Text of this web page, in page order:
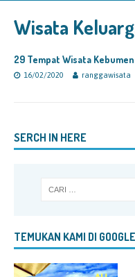
Wisata
29 Tempat Wisata
16/02/2020 ranggawisata
SERCH IN HERE
TEMUKAN KAMI DI GOOGLE